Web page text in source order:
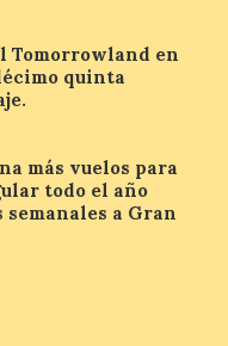
5, a
de
su
de
de
Tomorrowland en
quinta
más vuelos para
todo el año
a Gran